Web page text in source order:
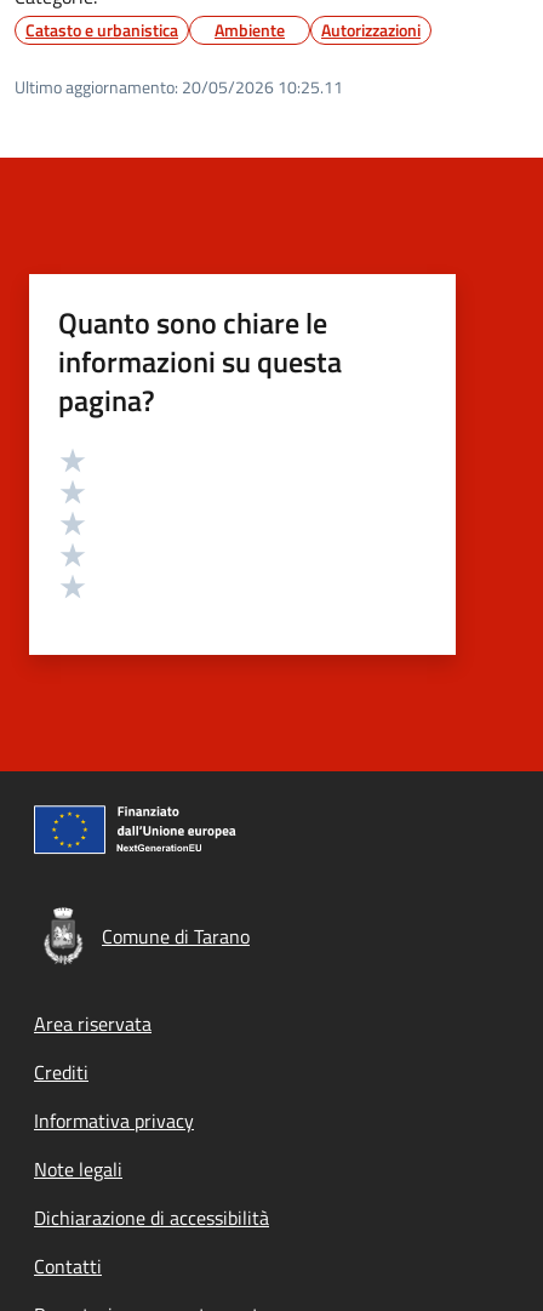
Catasto e urbanistica Ambiente Autorizzazioni
Ultimo aggiornamento: 20/05/2026 10:25.11
Quanto sono chiare le
informazioni su questa
pagina?
Valutazione
Comune di Tarano
Footer menu
Area riservata
Crediti
Informativa privacy
Note legali
Dichiarazione di accessibilità
Contatti